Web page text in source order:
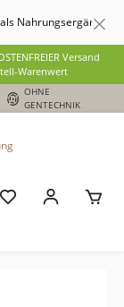
Versand
Warenwert
OHNE
GENTECHNIK